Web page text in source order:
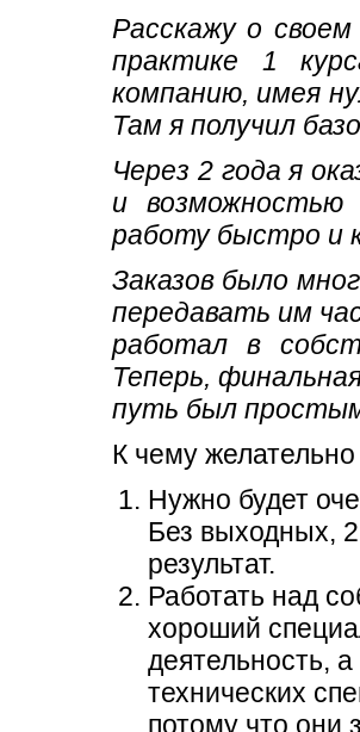
Расскажу о
практике 1
компанию, имея
Там я получил
Через 2 года я
и возможностью
работу быстро и
Заказов было
передавать им
работал в
Теперь,
путь был
К чему
Нужно будет
Без выходных,
результат.
Работать над
хороший
деятельность,
технических
потому что они